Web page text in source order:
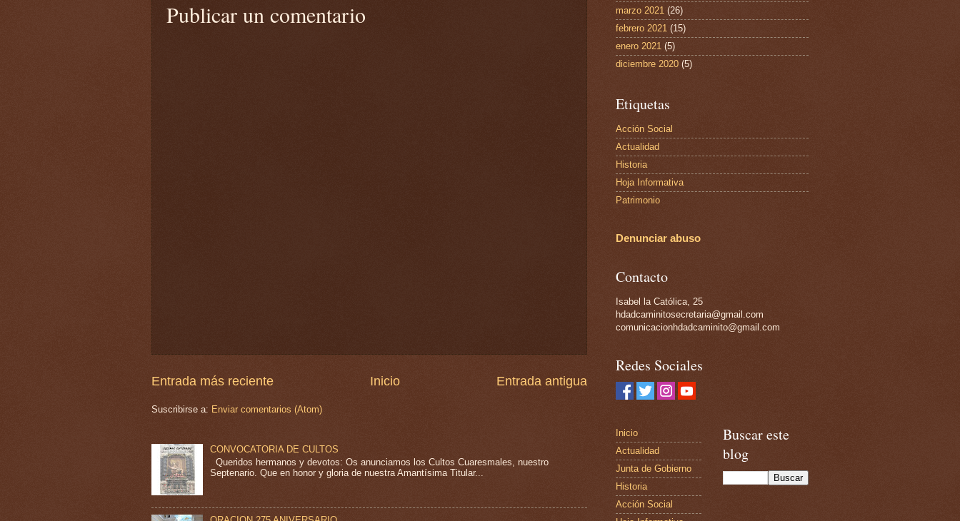
Publicar un comentario
Entrada más reciente Entrada antigua
Inicio
Suscribirse a: Enviar comentarios (Atom)
CONVOCATORIA DE CULTOS
Queridos hermanos y devotos: Os anunciamos los Cultos Cuaresmales, nuestro
Septenario. Que en honor y gloria de nuestra Amantísima Titular...
marzo 2021 (26)
febrero 2021 (15)
enero 2021 (5)
diciembre 2020 (5)
Etiquetas
Acción Social
Actualidad
Historia
Hoja Informativa
Patrimonio
Denunciar abuso
Contacto
Isabel la Católica, 25
hdadcaminitosecretaria@gmail.com
comunicacionhdadcaminito@gmail.com
Redes Sociales
Inicio
Actualidad
Junta de Gobierno
Historia
Acción Social
Buscar este
blog